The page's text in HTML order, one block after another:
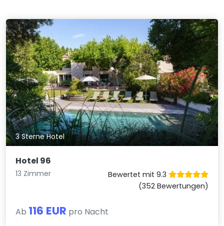
3 Sterne Hotel
Hotel 96
13 Zimmer
Bewertet mit 9.3
(352 Bewertungen)
Ab 116 EUR pro Nacht